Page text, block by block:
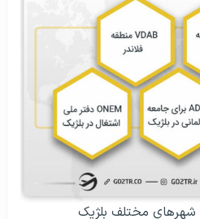
شهرهای مختلف بلژیک